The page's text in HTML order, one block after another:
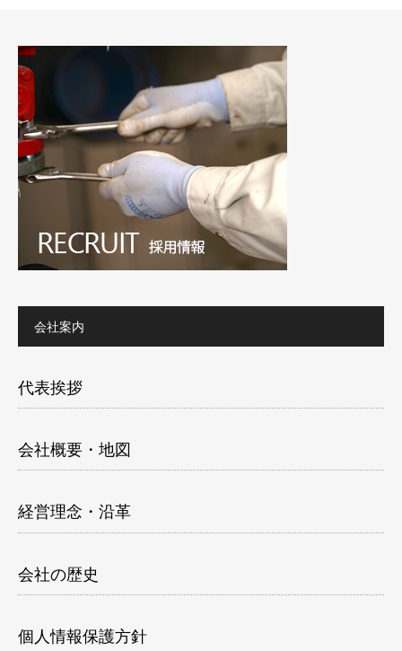
会社案内
代表挨拶
会社概要・地図
経営理念・沿革
会社の歴史
個人情報保護方針